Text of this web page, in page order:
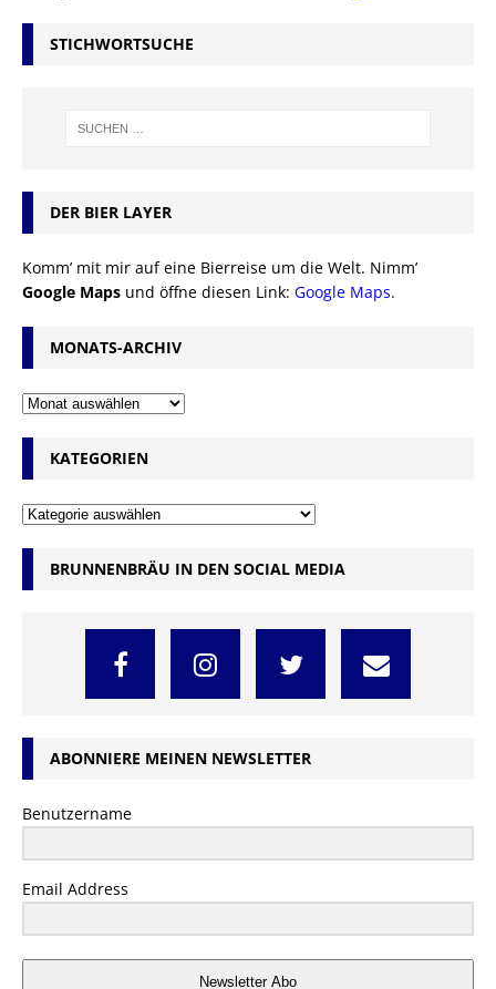
STICHWORTSUCHE
DER BIER LAYER
Komm’ mit mir auf eine Bierreise um die Welt. Nimm’
Google Maps und öffne diesen Link: Google Maps.
MONATS-ARCHIV
KATEGORIEN
BRUNNENBRÄU IN DEN SOCIAL MEDIA
ABONNIERE MEINEN NEWSLETTER
Benutzername
Email Address
Newsletter Abo